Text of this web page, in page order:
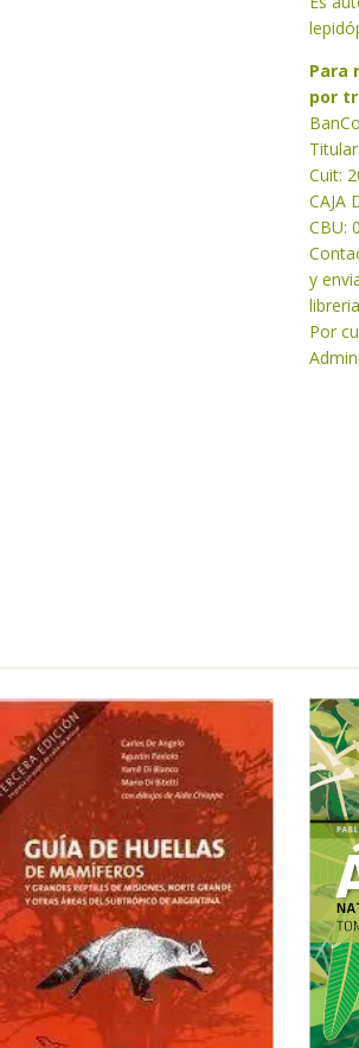
Para
por
Cuit:
CAJA
CBU:
y
Por